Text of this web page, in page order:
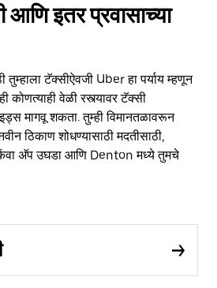
इतर प्रवासाच्या
टॅक्सीऐवजी Uber हा पर्याय म्हणून
कोणत्याही वेळी रस्त्यावर टॅक्सी
मागवू शकता. तुम्ही विमानतळावरून
ठिकाण शोधण्यासाठी मदतीसाठी,
अ‍ॅप उघडा आणि Denton मध्ये तुमचे